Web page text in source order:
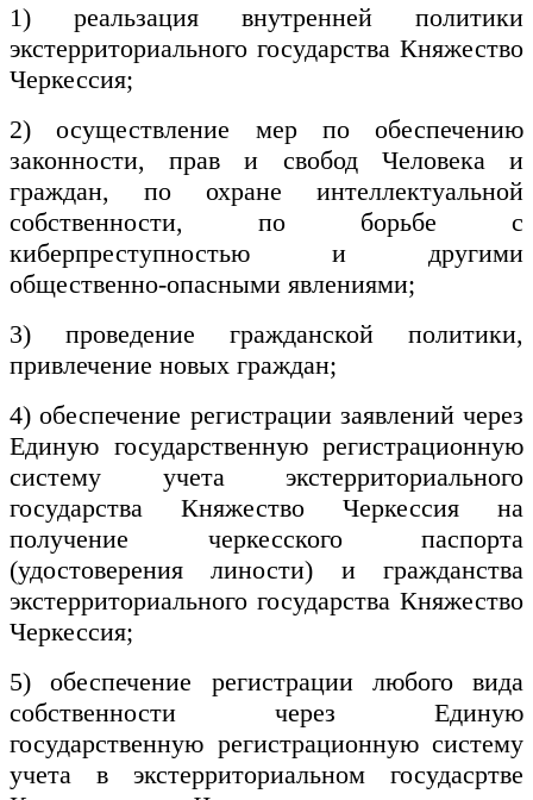
1) реальзация внутренней политики
экстерриториального государства Княжество
Черкессия;
2) осуществление мер по обеспечению
законности, прав и свобод Человека и
граждан, по охране интеллектуальной
собственности, по борьбе с
киберпреступностью и другими
общественно-опасными явлениями;
3) проведение гражданской политики,
привлечение новых граждан;
4) обеспечение регистрации заявлений через
Единую государственную регистрационную
систему учета экстерриториального
государства Княжество Черкессия на
получение черкесского паспорта
(удостоверения линости) и гражданства
экстерриториального государства Княжество
Черкессия;
5) обеспечение регистрации любого вида
собственности через Единую
государственную регистрационную систему
учета в экстерриториальном госудасртве